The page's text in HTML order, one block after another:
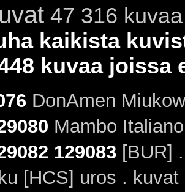
47 316
kaikista
kuvaa joissa
DonAmen
Mambo
129083[BUR]
[HCS] uros . kuvat